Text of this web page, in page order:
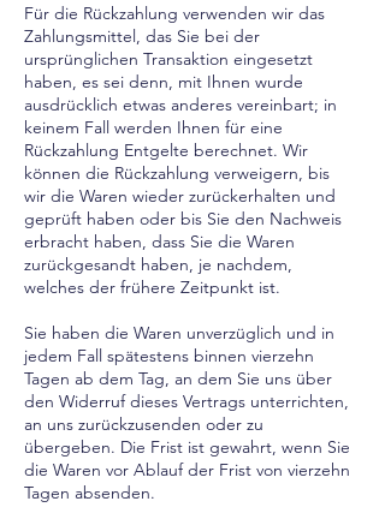
Für die Rückzahlung verwenden wir das
Zahlungsmittel, das Sie bei der
ursprünglichen Transaktion eingesetzt
haben, es sei denn, mit Ihnen wurde
ausdrücklich etwas anderes vereinbart; in
keinem Fall werden Ihnen für eine
Rückzahlung Entgelte berechnet. Wir
können die Rückzahlung verweigern, bis
wir die Waren wieder zurückerhalten und
geprüft haben oder bis Sie den Nachweis
erbracht haben, dass Sie die Waren
zurückgesandt haben, je nachdem,
welches der frühere Zeitpunkt ist.
Sie haben die Waren unverzüglich und in
jedem Fall spätestens binnen vierzehn
Tagen ab dem Tag, an dem Sie uns über
den Widerruf dieses Vertrags unterrichten,
an uns zurückzusenden oder zu
übergeben. Die Frist ist gewahrt, wenn Sie
die Waren vor Ablauf der Frist von vierzehn
Tagen absenden.